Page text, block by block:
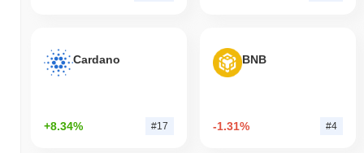
Cardano
+8.34% #17
BNB
-1.31% #4